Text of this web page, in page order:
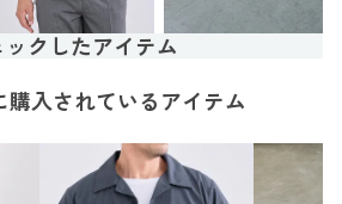
クしたアイテム
購入されているアイテム